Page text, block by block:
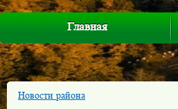
Главная
Новости района